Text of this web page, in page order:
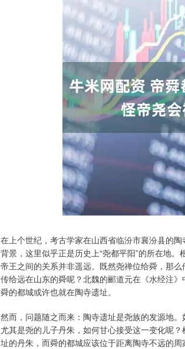
在上个世纪，考古学家在山西省临汾市襄汾县的
背景，这里似乎正是历史上“尧都平阳”的所在地
帝王之间的关系并非遥远。既然尧禅位给舜，那
传给远在山东的舜呢？北魏的郦道元在《水经注
舜的都城或许也就在陶寺遗址。
然而，问题随之而来：陶寺遗址是尧族的发源地
尤其是尧的儿子丹朱，如何甘心接受这一变化呢
址的丹朱，而舜的都城应该位于距离陶寺不远的